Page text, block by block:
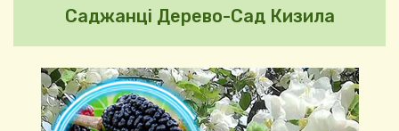
Саджанці Дерево-Сад Кизила